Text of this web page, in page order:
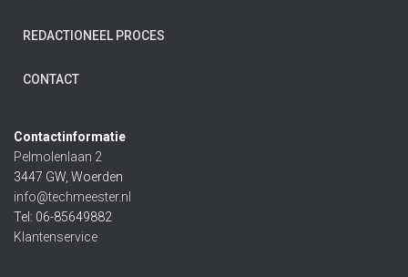
REDACTIONEEL PROCES
CONTACT
Contactinformatie
Pelmolenlaan 2
3447 GW, Woerden
info@techmeester.nl
Tel: 06-85649882
Klantenservice